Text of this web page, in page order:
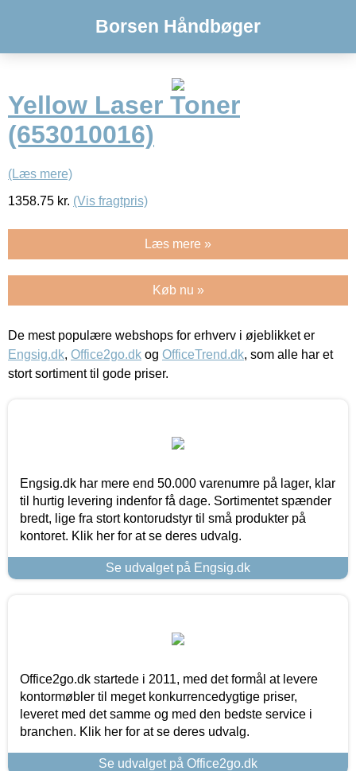
Borsen Håndbøger
Yellow Laser Toner
(653010016)
(Læs mere)
1358.75 kr. (Vis fragtpris)
Læs mere »
Køb nu »
De mest populære webshops for erhverv i øjeblikket er
Engsig.dk, Office2go.dk og OfficeTrend.dk, som alle har et
stort sortiment til gode priser.
Engsig.dk har mere end 50.000 varenumre på lager, klar
til hurtig levering indenfor få dage. Sortimentet spænder
bredt, lige fra stort kontorudstyr til små produkter på
kontoret. Klik her for at se deres udvalg.
Se udvalget på Engsig.dk
Office2go.dk startede i 2011, med det formål at levere
kontormøbler til meget konkurrencedygtige priser,
leveret med det samme og med den bedste service i
branchen. Klik her for at se deres udvalg.
Se udvalget på Office2go.dk